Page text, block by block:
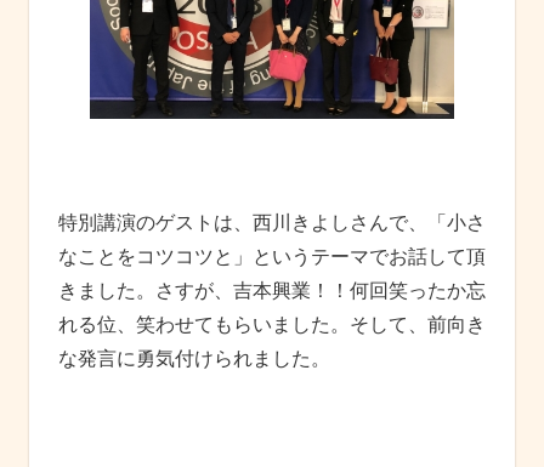
特別講演のゲストは、西川きよしさんで、「小さ
なことをコツコツと」というテーマでお話して頂
きました。さすが、吉本興業！！何回笑ったか忘
れる位、笑わせてもらいました。そして、前向き
な発言に勇気付けられました。